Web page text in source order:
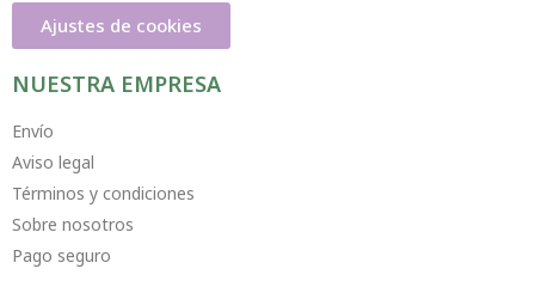
Ajustes de cookies
NUESTRA EMPRESA
Envío
Aviso legal
Términos y condiciones
Sobre nosotros
Pago seguro